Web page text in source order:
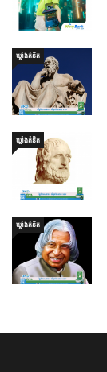
ឃ្លាំង​គំនិត
ឃ្លាំង​គំនិត
ឃ្លាំង​គំនិត